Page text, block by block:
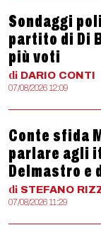
Sondaggi
partito di Di
più voti
di DARIO CONTI
07/08/2026 12:09
Conte sfida
parlare agli
Delmastro e
di STEFANO
07/08/2026 11:29